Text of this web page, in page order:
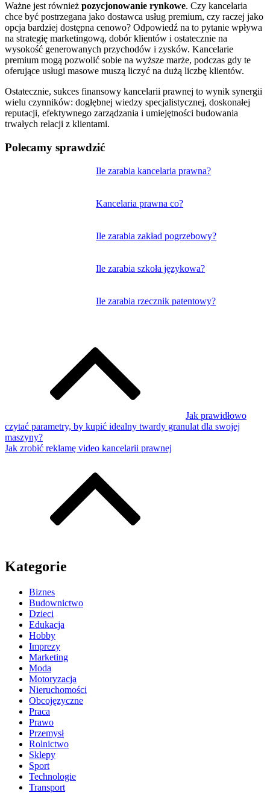
Ważne jest również pozycjonowanie rynkowe. Czy kancelaria
chce być postrzegana jako dostawca usług premium, czy raczej jako
opcja bardziej dostępna cenowo? Odpowiedź na to pytanie wpływa
na strategię marketingową, dobór klientów i ostatecznie na
wysokość generowanych przychodów i zysków. Kancelarie
premium mogą pozwolić sobie na wyższe marże, podczas gdy te
oferujące usługi masowe muszą liczyć na dużą liczbę klientów.
Ostatecznie, sukces finansowy kancelarii prawnej to wynik synergii
wielu czynników: dogłębnej wiedzy specjalistycznej, doskonałej
reputacji, efektywnego zarządzania i umiejętności budowania
trwałych relacji z klientami.
Polecamy sprawdzić
Ile zarabia kancelaria prawna?
Kancelaria prawna co?
Ile zarabia zakład pogrzebowy?
Ile zarabia szkoła językowa?
Ile zarabia rzecznik patentowy?
Jak prawidłowo
czytać parametry, by kupić idealny twardy granulat dla swojej
maszyny?
Jak zrobić reklamę video kancelarii prawnej
Kategorie
Biznes
Budownictwo
Dzieci
Edukacja
Hobby
Imprezy
Marketing
Moda
Motoryzacja
Nieruchomości
Obcojęzyczne
Praca
Prawo
Przemysł
Rolnictwo
Sklepy
Sport
Technologie
Transport